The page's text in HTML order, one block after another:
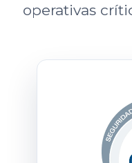
operativas